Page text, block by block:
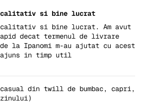
calitativ si bine lucrat
calitativ si bine lucrat. Am avut
decat termenul de livrare
la Ipanomi m-au ajutat cu acest
in timp util
din twill de bumbac, capri,